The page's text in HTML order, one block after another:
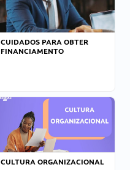
CUIDADOS PARA OBTER
FINANCIAMENTO
CULTURA ORGANIZACIONAL